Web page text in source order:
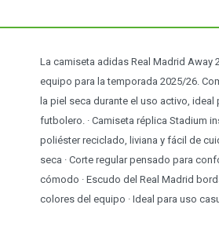
La camiseta adidas Real Madrid Away
equipo para la temporada 2025/26.
la piel seca durante el uso activo,
futbolero. · Camiseta réplica Stadium
poliéster reciclado, liviana y fácil de
seca · Corte regular pensado para
cómodo · Escudo del Real Madrid
colores del equipo · Ideal para uso